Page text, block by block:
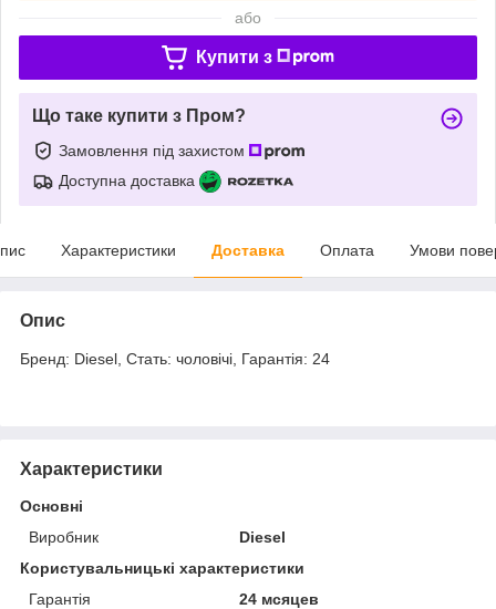
або
Купити з
Що таке купити з Пром?
Замовлення під захистом
Доступна доставка
Характеристики Доставка Оплата Умови
Опис
Бренд: Diesel, Стать: чоловічі, Гарантія: 24
Характеристики
Основні
Виробник
Diesel
Користувальницькі характеристики
Гарантія
24 мсяцев